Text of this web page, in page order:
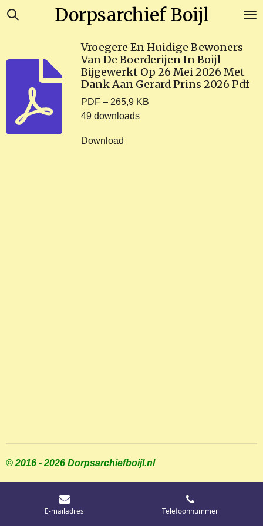
Ga
hoofdinhoud
Dorpsarchief Boijl
Vroegere En Huidige Bewoners
Van De Boerderijen In Boijl
Bijgewerkt Op 26 Mei 2026 Met
Dank Aan Gerard Prins 2026 Pdf
PDF – 265,9 KB
49 downloads
Download
© 2016 - 2026 Dorpsarchiefboijl.nl
E-mailadres Telefoonnummer